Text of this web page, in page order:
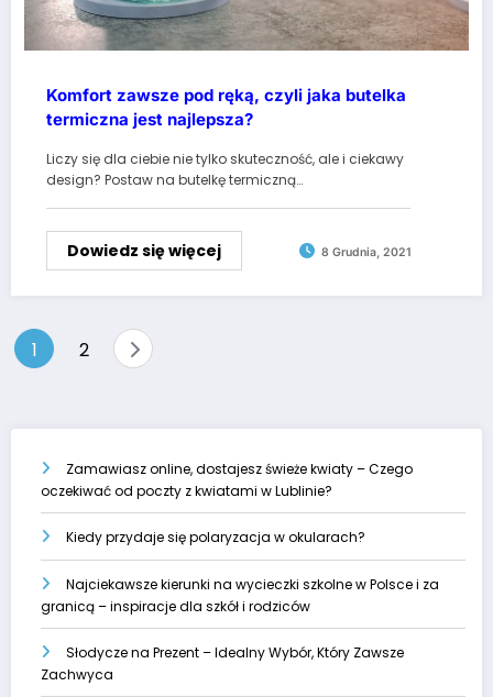
Komfort zawsze pod ręką, czyli jaka butelka
termiczna jest najlepsza?
Liczy się dla ciebie nie tylko skuteczność, ale i ciekawy
design? Postaw na butelkę termiczną…
Dowiedz się więcej 8 Grudnia, 2021
Stronicowanie
1 2
Zamawiasz online, dostajesz świeże kwiaty – Czego
oczekiwać od poczty z kwiatami w Lublinie?
Kiedy przydaje się polaryzacja w okularach?
Najciekawsze kierunki na wycieczki szkolne w Polsce i za
granicą – inspiracje dla szkół i rodziców
Słodycze na Prezent – Idealny Wybór, Który Zawsze
Zachwyca